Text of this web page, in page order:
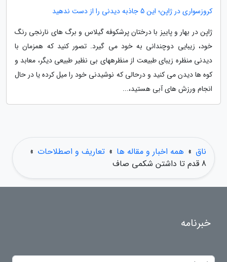
کروزسواری در ژاپن؛ این 5 جاذبه دیدنی را از دست ندهید
ژاپن در بهار و پاییز با درختان پرشکوفه گیلاس و برگ های نارنجی رنگ
خود، زیبایی دوچندانی به خود می گیرد. تصور کنید که همزمان با
دیدنی منظره زیبای طبیعت از منظرههای بی نظیر طبیعی دیگر، معابد و
کوه ها دیدن می کنید و درحالی که نوشیدنی خود را میل کرده یا در حال
انجام ورزش های آبی هستید،...
ناق » همه اخبار و مقاله ها » تعاریف و اصطلاحات »
8 قدم تا داشتن شکمی صاف
خبرنامه